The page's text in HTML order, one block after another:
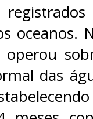
oceanos.
operou
das